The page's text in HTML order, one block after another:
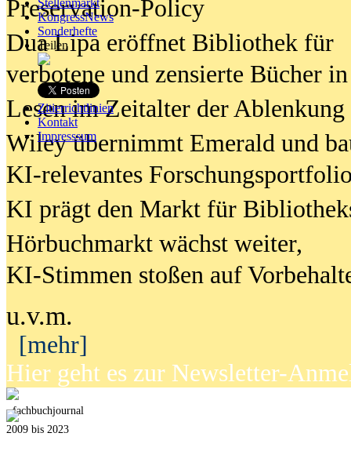
Stellenmarkt
KongressNews
Sonderhefte
Teilen
Zitierrichtlinien
Kontakt
Impresssum
Preservation-Policy
Dua Lipa eröffnet Bibliothek für
verbotene und zensierte Bücher
Lesen im Zeitalter der Ablenkung
Wiley übernimmt Emerald und
KI-relevantes
KI prägt den Markt für
Hörbuchmarkt wächst weiter,
KI-Stimmen stoßen auf
u.v.m.
[mehr]
Hier geht es zur Newsletter-
fachbuchjournal
2009 bis 2023